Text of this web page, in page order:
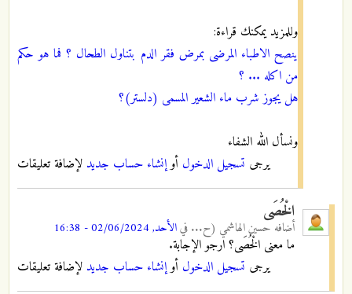
وللمزيد يمكنك قراءة:
ينصح الاطباء المرضى بمرض فقر الدم بتناول الطحال ؟ فما هو حكم
من اكله ... ؟
هل يجوز شرب ماء الشعير المسمى (دلستر)؟
ونسأل الله الشفاء
يرجى تسجيل الدخول أوإنشاء حساب جديد لإضافة تعليقات
الْخُصَى
أضافه حسين الهاشمي (ح... فيالأحد, 02/06/2024 - 16:38
ما معنى الْخُصَى؟ ارجو الإجابة.
يرجى تسجيل الدخول أوإنشاء حساب جديد لإضافة تعليقات